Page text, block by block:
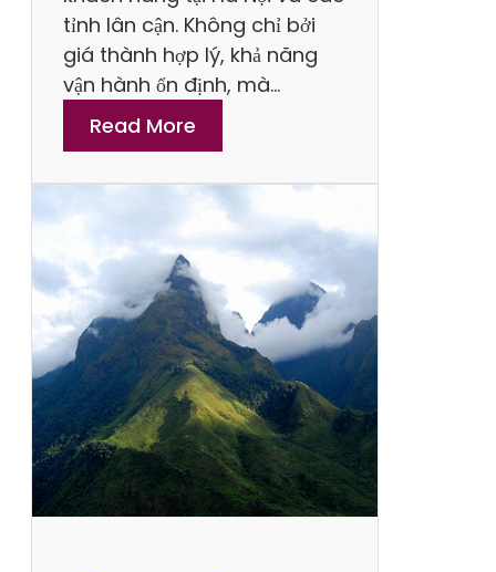
p
B
ạ
c
tỉnh lân cận. Không chỉ bởi
giá thành hợp lý, khả năng
vận hành ổn định, mà…
Read More
M
u
á
n
v
à
S
ử
a
c
h